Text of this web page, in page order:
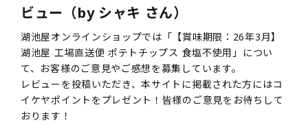
ビュー（by シャキ さん）
湖池屋オンラインショップでは「【賞味期限：26年3月】
湖池屋 工場直送便 ポテトチップス 食塩不使用」につい
て、お客様のご意見やご感想を募集しています。
レビューを投稿いただき、本サイトに掲載された方にはコ
イケヤポイントをプレゼント！皆様のご意見をお待ちして
おります！